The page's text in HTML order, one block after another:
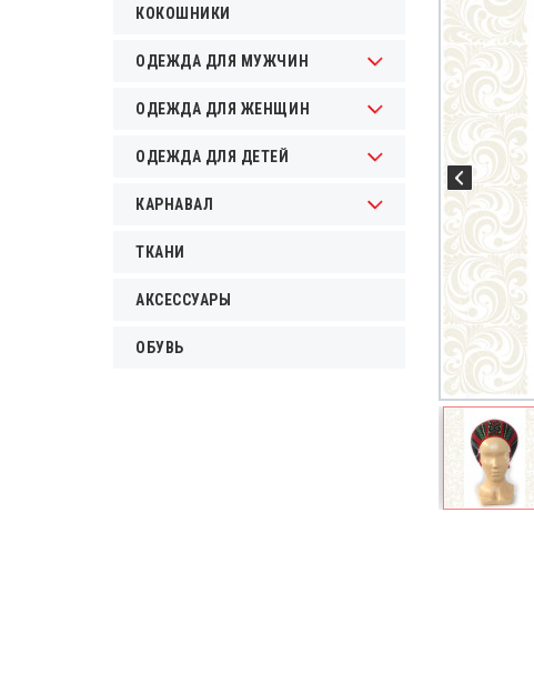
КОКОШНИКИ
ОДЕЖДА ДЛЯ МУЖЧИН
ОДЕЖДА ДЛЯ ЖЕНЩИН
ОДЕЖДА ДЛЯ ДЕТЕЙ
КАРНАВАЛ
ТКАНИ
АКСЕССУАРЫ
ОБУВЬ